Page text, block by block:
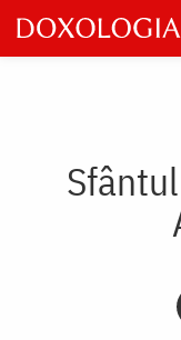
Skip
to
main